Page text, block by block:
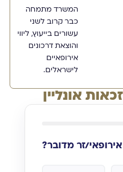
המשרד מתמחה
כבר קרוב לשני
עשורים בייעוץ, ליווי
והוצאת דרכונים
אירופאיים
לישראלים.
אונליין
אירופאי/זר מדובר?